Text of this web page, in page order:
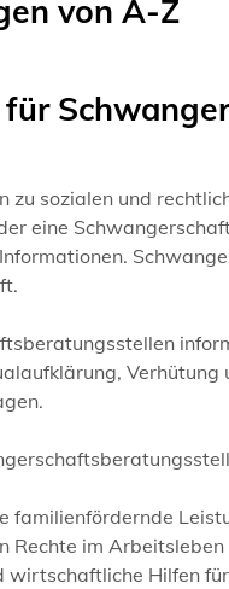
von A-Z
zu sozialen und
eine
familienfördernde
Rechte im Arbeitsleben
wirtschaftliche Hilfen